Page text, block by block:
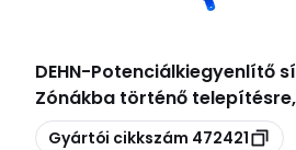
DEHN-Potenciálkiegyenlítő
Zónákba történő telepítésre,
Másolás
Gyártói cikkszám 472421